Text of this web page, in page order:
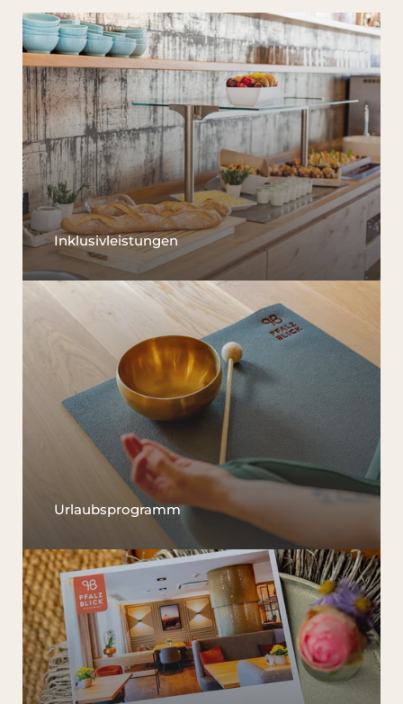
Inklusivleistungen
Urlaubsprogramm